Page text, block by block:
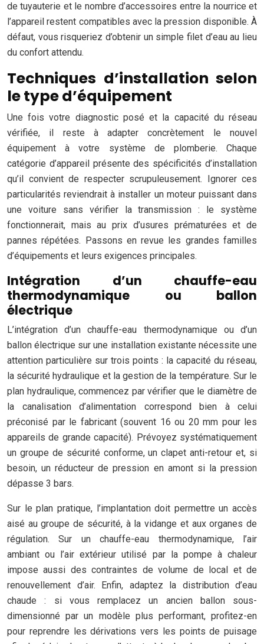
de tuyauterie et le nombre d’accessoires entre la nourrice et
l’appareil restent compatibles avec la pression disponible. À
défaut, vous risqueriez d’obtenir un simple filet d’eau au lieu
du confort attendu.
Techniques d’installation selon
le type d’équipement
Une fois votre diagnostic posé et la capacité du réseau
vérifiée, il reste à adapter concrètement le nouvel
équipement à votre système de plomberie. Chaque
catégorie d’appareil présente des spécificités d’installation
qu’il convient de respecter scrupuleusement. Ignorer ces
particularités reviendrait à installer un moteur puissant dans
une voiture sans vérifier la transmission : le système
fonctionnerait, mais au prix d’usures prématurées et de
pannes répétées. Passons en revue les grandes familles
d’équipements et leurs exigences principales.
Intégration d’un chauffe-eau
thermodynamique ou ballon
électrique
L’intégration d’un chauffe-eau thermodynamique ou d’un
ballon électrique sur une installation existante nécessite une
attention particulière sur trois points : la capacité du réseau,
la sécurité hydraulique et la gestion de la température. Sur le
plan hydraulique, commencez par vérifier que le diamètre de
la canalisation d’alimentation correspond bien à celui
préconisé par le fabricant (souvent 16 ou 20 mm pour les
appareils de grande capacité). Prévoyez systématiquement
un groupe de sécurité conforme, un clapet anti-retour et, si
besoin, un réducteur de pression en amont si la pression
dépasse 3 bars.
Sur le plan pratique, l’implantation doit permettre un accès
aisé au groupe de sécurité, à la vidange et aux organes de
régulation. Sur un chauffe-eau thermodynamique, l’air
ambiant ou l’air extérieur utilisé par la pompe à chaleur
impose aussi des contraintes de volume de local et de
renouvellement d’air. Enfin, adaptez la distribution d’eau
chaude : si vous remplacez un ancien ballon sous-
dimensionné par un modèle plus performant, profitez-en
pour reprendre les dérivations vers les points de puisage